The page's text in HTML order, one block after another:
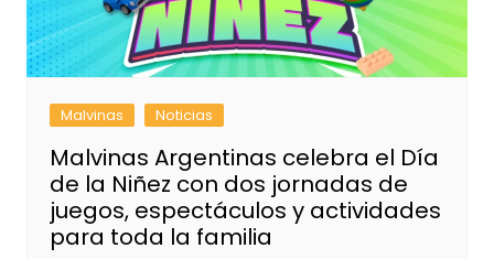
Malvinas Noticias
Malvinas Argentinas celebra el Día
de la Niñez con dos jornadas de
juegos, espectáculos y actividades
para toda la familia